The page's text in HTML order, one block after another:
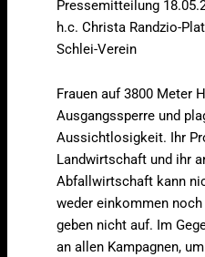
Pressemitteilung
h.c. Christa Randzio-
Schlei-Verein
Frauen auf 3800 Meter
Ausgangssperre und
Aussichtlosigkeit. Ihr
Landwirtschaft und ihr
Abfallwirtschaft kann
weder einkommen
geben nicht auf. Im
an allen Kampagnen,